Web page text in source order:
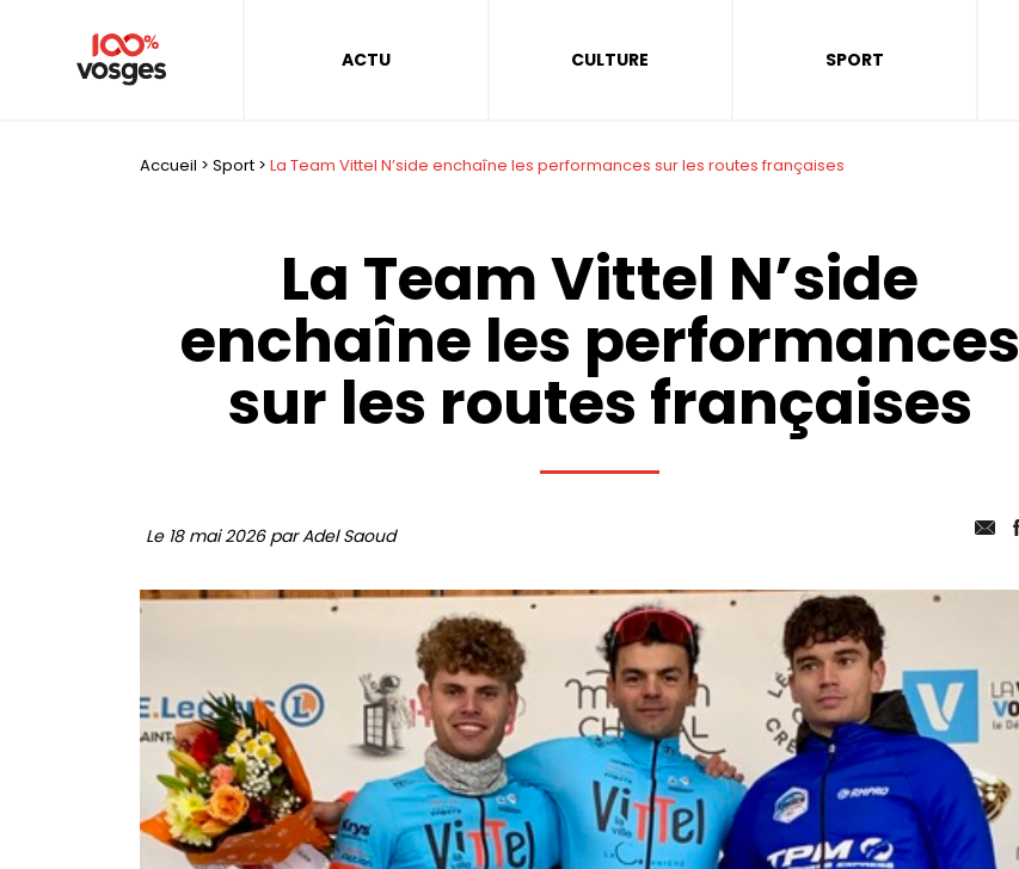
ACTU CULTURE SPORT
Accueil > Sport > La Team Vittel N’side enchaîne les performances sur les routes françaises
La Team Vittel N’side
enchaîne les performances
sur les routes françaises
Le 18 mai 2026 par Adel Saoud